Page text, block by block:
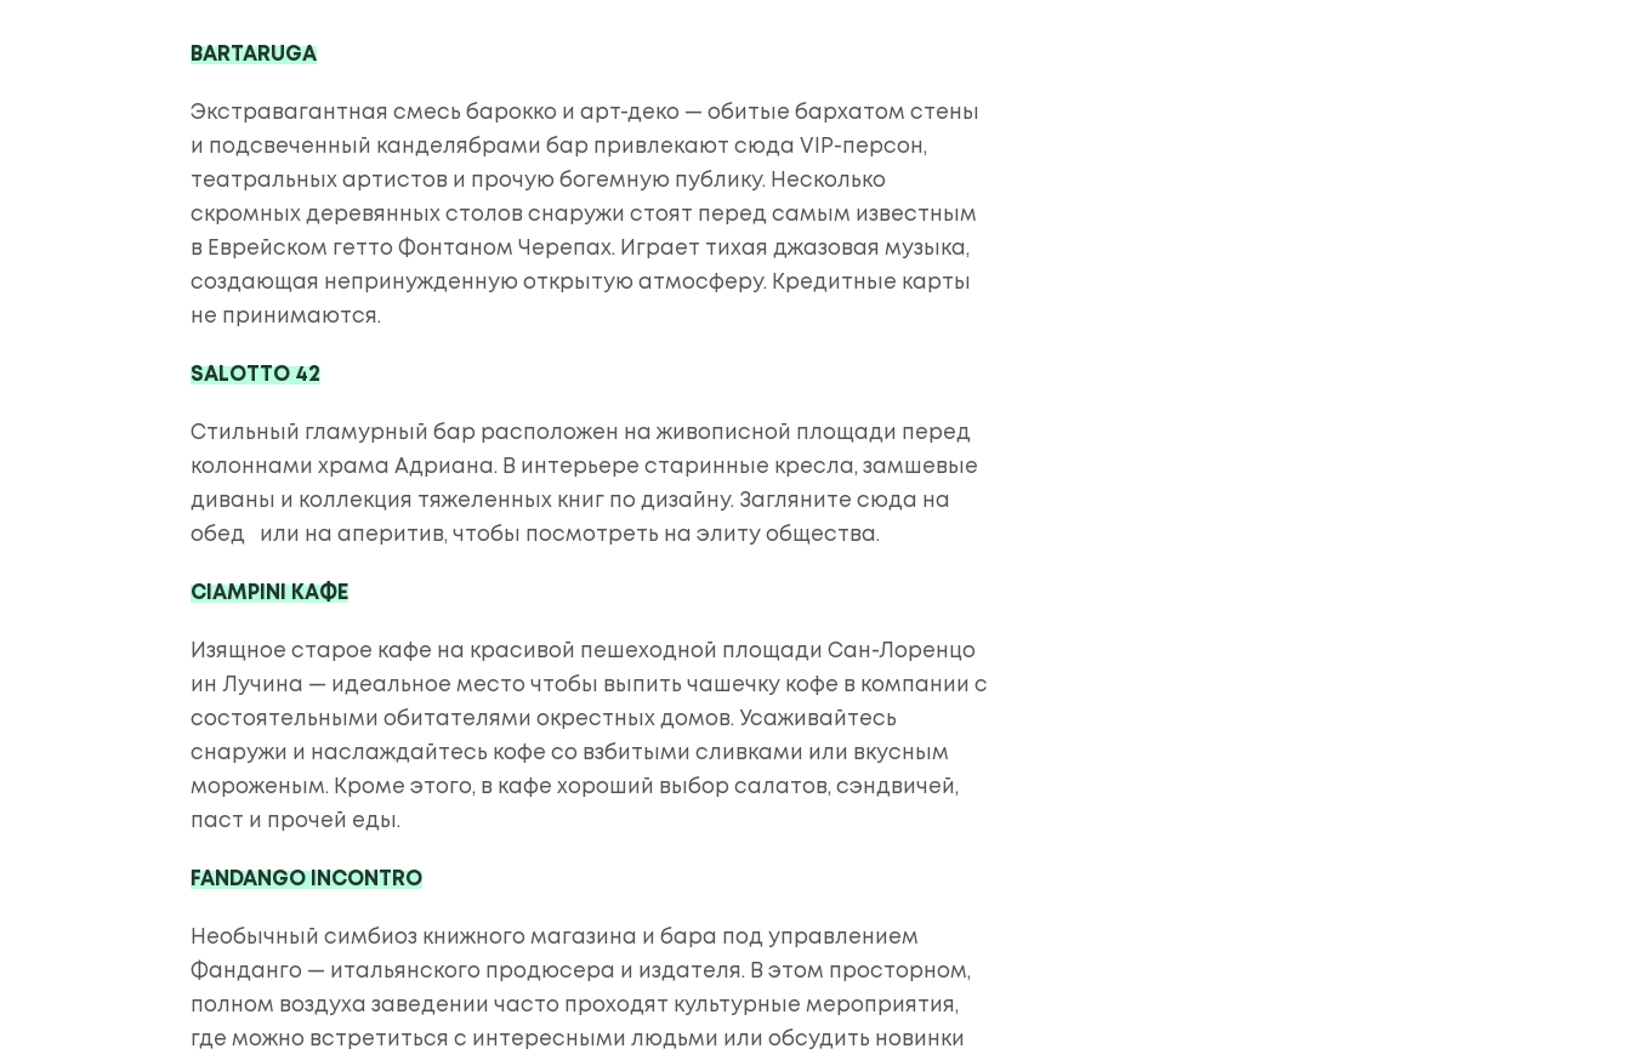
BARTARUGA
Экстравагантная смесь барокко и арт-деко — обитые бархатом стены
и подсвеченный канделябрами бар привлекают сюда VIP-персон,
театральных артистов и прочую богемную публику. Несколько
скромных деревянных столов снаружи стоят перед самым известным
в Еврейском гетто Фонтаном Черепах. Играет тихая джазовая музыка,
создающая непринужденную открытую атмосферу. Кредитные карты
не принимаются.
SALOTTO 42
Стильный гламурный бар расположен на живописной площади перед
колоннами храма Адриана. В интерьере старинные кресла, замшевые
диваны и коллекция тяжеленных книг по дизайну. Загляните сюда на
обед или на аперитив, чтобы посмотреть на элиту общества.
CIAMPINI КАФЕ
Изящное старое кафе на красивой пешеходной площади Сан-Лоренцо
ин Лучина — идеальное место чтобы выпить чашечку кофе в компании с
состоятельными обитателями окрестных домов. Усаживайтесь
снаружи и наслаждайтесь кофе со взбитыми сливками или вкусным
мороженым. Кроме этого, в кафе хороший выбор салатов, сэндвичей,
паст и прочей еды.
FANDANGO INCONTRO
Необычный симбиоз книжного магазина и бара под управлением
Фанданго — итальянского продюсера и издателя. В этом просторном,
полном воздуха заведении часто проходят культурные мероприятия,
где можно встретиться с интересными людьми или обсудить новинки